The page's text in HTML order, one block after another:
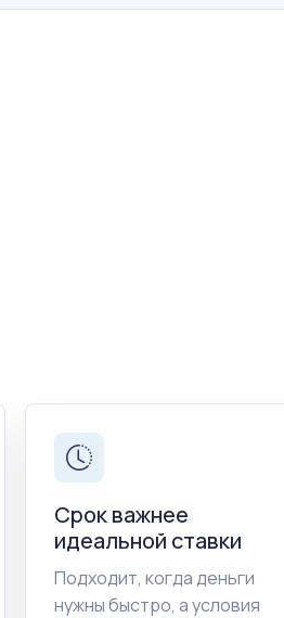
Срок важнее
идеальной ставки
Подходит, когда деньги
нужны быстро, а условия